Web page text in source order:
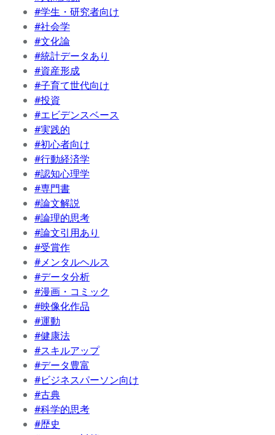
#学生・研究者向け
#社会学
#文化論
#統計データあり
#資産形成
#子育て世代向け
#投資
#エビデンスベース
#実践的
#初心者向け
#行動経済学
#認知心理学
#専門書
#論文解説
#論理的思考
#論文引用あり
#受賞作
#メンタルヘルス
#データ分析
#漫画・コミック
#映像化作品
#運動
#健康法
#スキルアップ
#データ豊富
#ビジネスパーソン向け
#古典
#科学的思考
#歴史